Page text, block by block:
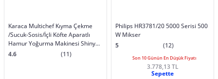
Karaca Multichef Kıyma Çekme
/Sucuk-Sosis/İçli Köfte Aparatlı
Hamur Yoğurma Makinesi Shiny
Black 1900W 5,5L
4.6 (11)
Philips HR3781/20 5000 Serisi 500
W Mikser
5
(12)
Son 10 Günün En Düşük Fiyatı
3.778,13 TL
Sepette